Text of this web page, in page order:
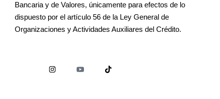
Bancaria y de Valores, únicamente para efectos de lo
dispuesto por el artículo 56 de la Ley General de
Organizaciones y Actividades Auxiliares del Crédito.